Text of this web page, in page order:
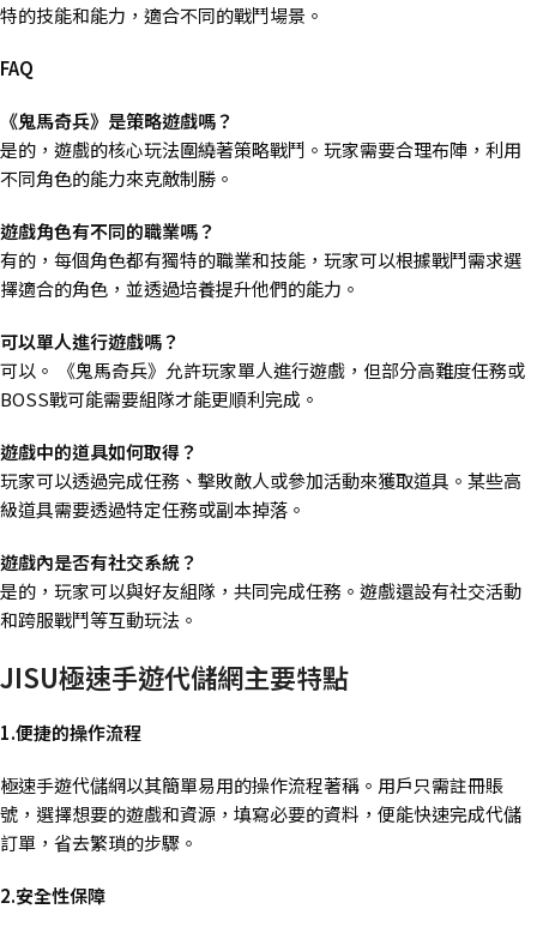
特的技能和能力，適合不同的戰鬥場景。
FAQ
《鬼馬奇兵》是策略遊戲嗎？
是的，遊戲的核心玩法圍繞著策略戰鬥。玩家需要合理布陣，利用
不同角色的能力來克敵制勝。
遊戲角色有不同的職業嗎？
有的，每個角色都有獨特的職業和技能，玩家可以根據戰鬥需求選
擇適合的角色，並透過培養提升他們的能力。
可以單人進行遊戲嗎？
可以。 《鬼馬奇兵》允許玩家單人進行遊戲，但部分高難度任務或
BOSS戰可能需要組隊才能更順利完成。
遊戲中的道具如何取得？
玩家可以透過完成任務、擊敗敵人或參加活動來獲取道具。某些高
級道具需要透過特定任務或副本掉落。
遊戲內是否有社交系統？
是的，玩家可以與好友組隊，共同完成任務。遊戲還設有社交活動
和跨服戰鬥等互動玩法。
JISU極速手遊代儲網主要特點
1.便捷的操作流程
極速手遊代儲網以其簡單易用的操作流程著稱。用戶只需註冊賬
號，選擇想要的遊戲和資源，填寫必要的資料，便能快速完成代儲
訂單，省去繁瑣的步驟。
2.安全性保障